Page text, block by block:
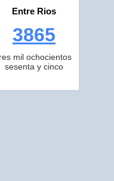
Entre Rios
3865
mil ochocientos
sesenta y cinco